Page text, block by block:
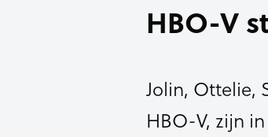
HBO-V
Jolin, Ottelie,
HBO-V, zijn